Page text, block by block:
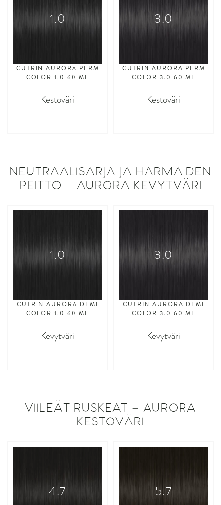
1.0
CUTRIN AURORA PERM
COLOR 1.0 60 ML
Kestoväri
3.0
CUTRIN AURORA PERM
COLOR 3.0 60 ML
Kestoväri
NEUTRAALISARJA JA HARMAIDEN
PEITTO – AURORA KEVYTVÄRI
1.0
CUTRIN AURORA DEMI
COLOR 1.0 60 ML
Kevytväri
3.0
CUTRIN AURORA DEMI
COLOR 3.0 60 ML
Kevytväri
VIILEÄT RUSKEAT – AURORA
KESTOVÄRI
4.7 5.7